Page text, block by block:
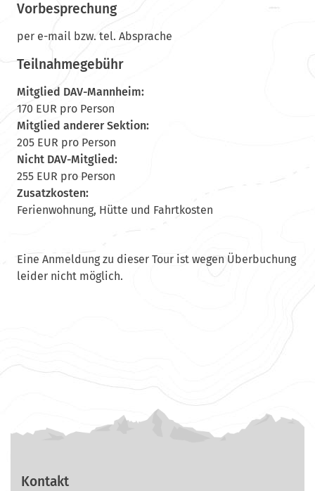
Vorbesprechung
per e-mail bzw. tel. Absprache
Teilnahmegebühr
Mitglied DAV-Mannheim:
170 EUR pro Person
Mitglied anderer Sektion:
205 EUR pro Person
Nicht DAV-Mitglied:
255 EUR pro Person
Zusatzkosten:
Ferienwohnung, Hütte und Fahrtkosten
Eine Anmeldung zu dieser Tour ist wegen Überbuchung
leider nicht möglich.
Kontakt